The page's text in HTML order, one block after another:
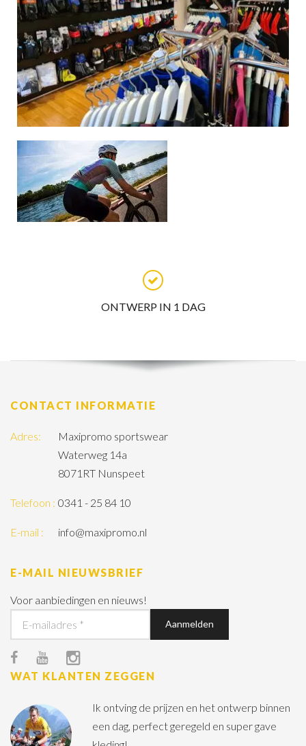
EIGEN PRODUCTIE
CONTACT INFORMATIE
Adres:
Maxipromo sportswear
Waterweg 14a
8071RT Nunspeet
Telefoon : 0341 - 25 84 10
E-mail : info@maxipromo.nl
E-MAIL NIEUWSBRIEF
Voor aanbiedingen en nieuws!
WAT KLANTEN ZEGGEN
Ik ontving de prijzen en het ontwerp binnen
een dag, perfect geregeld en super gave